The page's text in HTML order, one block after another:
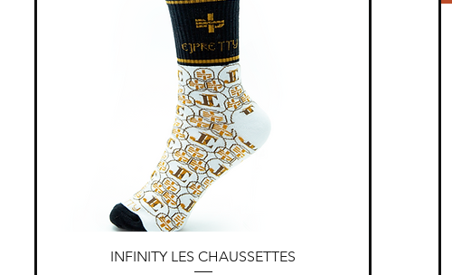
Aperçu rapide
INFINITY LES CHAUSSETTES